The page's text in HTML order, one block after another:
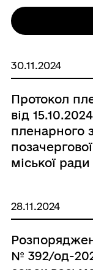
30.11.2024
Протокол
від
пленарного
міської ради
28.11.2024
№ 392/од-